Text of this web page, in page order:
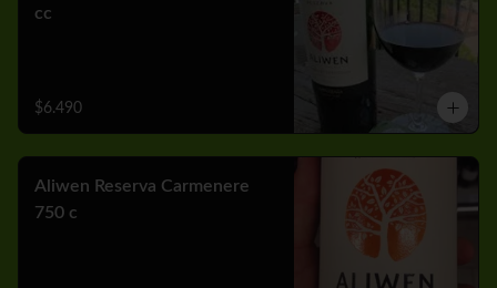
cc
$6.490
Aliwen Reserva Carmenere
750 c